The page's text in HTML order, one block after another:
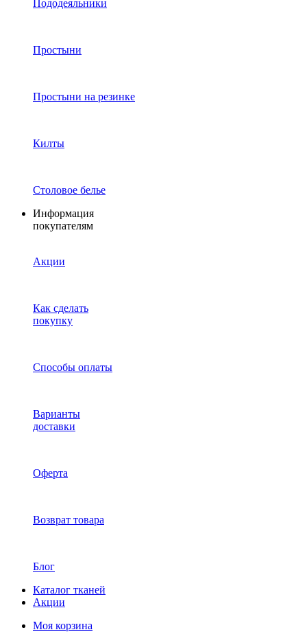
Пододеяльники
Простыни
Простыни на резинке
Килты
Столовое белье
Информация
покупателям
Акции
Как сделать
покупку
Способы оплаты
Варианты
доставки
Оферта
Возврат товара
Блог
Каталог тканей
Акции
Моя корзина